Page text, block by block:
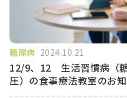
糖尿病 2024.10.21
12/9、12 生活習慣病（
圧）の食事療法教室のお